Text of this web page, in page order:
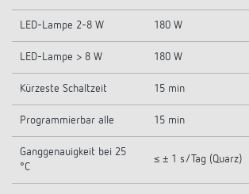
LED-Lampe 2-8 W 180 W
LED-Lampe > 8 W 180 W
Kürzeste Schaltzeit 15 min
Programmierbar alle 15 min
Ganggenauigkeit bei 25
°C
≤ ± 1 s/Tag (Quarz)